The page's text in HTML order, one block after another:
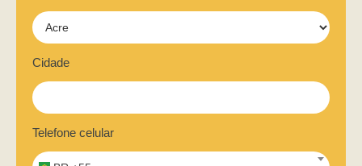
Cidade
Telefone celular